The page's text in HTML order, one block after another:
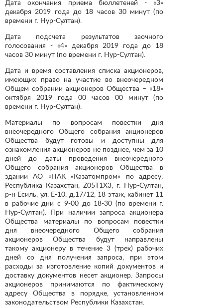
Дата окончания приема бюллетеней - «3»
декабря 2019 года до 18 часов 30 минут (по
времени г. Нур-Султан).
Дата подсчета результатов заочного
голосования - «4» декабря 2019 года до 18
часов 30 минут (по времени г. Нур-Султан).
Дата и время составления списка акционеров,
имеющих право на участие во внеочередном
Общем собрании акционеров Общества – «18»
октября 2019 года 00 часов 00 минут (по
времени г. Нур-Султан).
Материалы по вопросам повестки дня
внеочередного Общего собрания акционеров
Общества будут готовы и доступны для
ознакомления акционеров не позднее, чем за 10
дней до даты проведения внеочередного
Общего собрания акционеров Общества в
здании АО «НАК «Казатомпром» по адресу:
Республика Казахстан, Z05T1X3, г. Нур-Султан,
р-н Есиль, ул. Е-10, д.17/12, 18 этаж, кабинет 11
в рабочие дни с 9-00 до 18-30 (по времени г.
Нур-Султан). При наличии запроса акционера
Общества материалы по вопросам повестки
дня внеочередного Общего собрания
акционеров Общества будут направлены
такому акционеру в течение 3 (трех) рабочих
дней со дня получения запроса, при этом
расходы за изготовление копий документов и
доставку документов несет акционер. Запросы
акционеров принимаются по фактическому
адресу Общества в порядке, установленном
законодательством Республики Казахстан.